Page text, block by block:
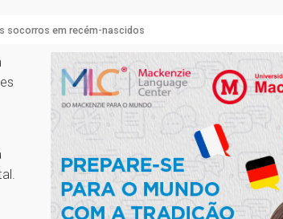
socorros em recém-nascidos